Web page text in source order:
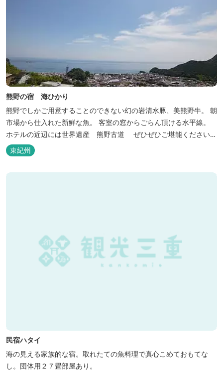
熊野の宿 海ひかり
熊野でしかご用意することのできない幻の岩清水豚、美熊野牛。 朝
市場から仕入れた新鮮な魚。 客室の窓からごらん頂ける水平線。
ホテルの近辺には世界遺産 熊野古道 ぜひぜひご堪能くださいま
せ。
東紀州
民宿ハタイ
海の見える家族的な宿。取れたての魚料理で真心こめておもてな
し。団体用２７畳部屋あり。